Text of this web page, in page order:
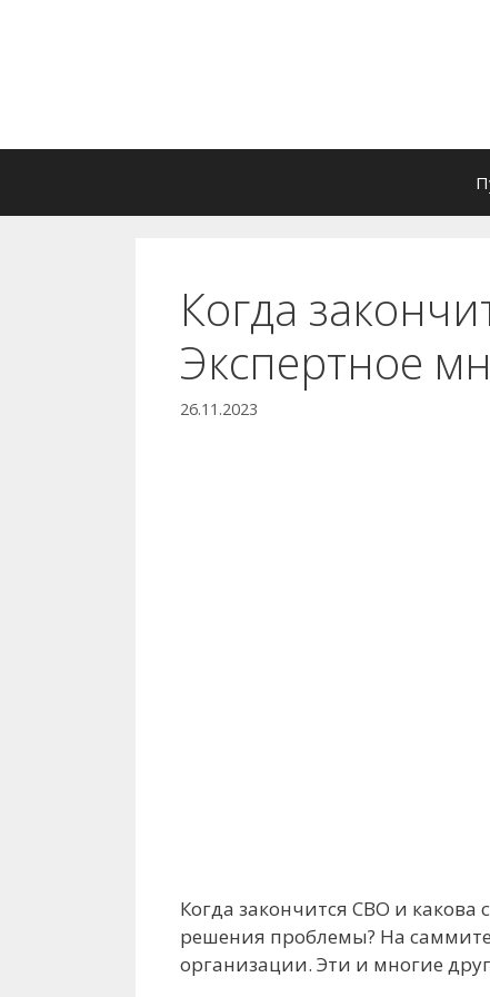
Когда
Экспертное
26.11.2023
Когда закончится СВО и
решения проблемы? На
организации. Эти и многие